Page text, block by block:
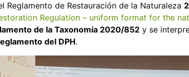
Reglamento de Restauración de la Naturaleza
Regulation – uniform format for the
de la Taxonomía 2020/852 y se
del DPH.